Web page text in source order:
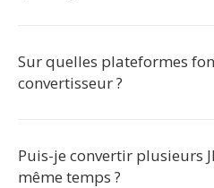
Sur quelles plateformes
convertisseur ?
Puis-je convertir plusieurs
même temps ?